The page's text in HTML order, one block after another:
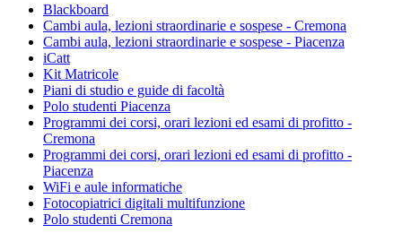
Blackboard
Cambi aula, lezioni straordinarie e sospese - Cremona
Cambi aula, lezioni straordinarie e sospese - Piacenza
iCatt
Kit Matricole
Piani di studio e guide di facoltà
Polo studenti Piacenza
Programmi dei corsi, orari lezioni ed esami di profitto -
Cremona
Programmi dei corsi, orari lezioni ed esami di profitto -
Piacenza
WiFi e aule informatiche
Fotocopiatrici digitali multifunzione
Polo studenti Cremona